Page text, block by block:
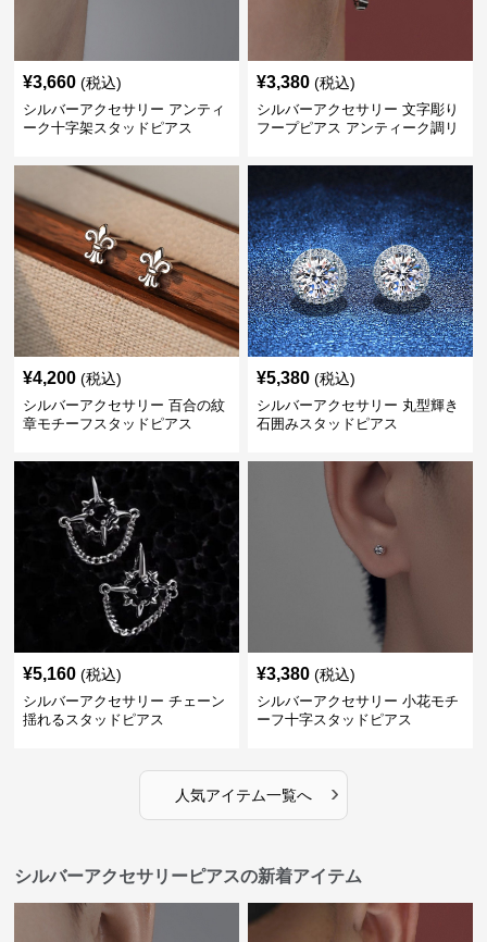
¥3,660 (税込)
シルバーアクセサリー アンティ
ーク十字架スタッドピアス
¥3,380 (税込)
シルバーアクセサリー 文字彫り
フープピアス アンティーク調リ
¥4,200 (税込)
シルバーアクセサリー 百合の紋
章モチーフスタッドピアス
¥5,380 (税込)
シルバーアクセサリー 丸型輝き
石囲みスタッドピアス
¥5,160 (税込)
シルバーアクセサリー チェーン
揺れるスタッドピアス
¥3,380 (税込)
シルバーアクセサリー 小花モチ
ーフ十字スタッドピアス
人気アイテム一覧へ ›
シルバーアクセサリーピアスの新着アイテム